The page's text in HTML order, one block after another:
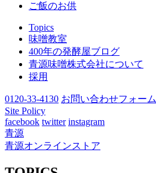
ご飯のお供
Topics
味噌教室
400年の発酵屋ブログ
青源味噌株式会社について
採用
0120-33-4130 お問い合わせフォーム
Site Policy
facebook twitter instagram
青源
青源オンラインストア